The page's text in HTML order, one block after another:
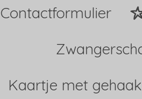
Contactformulier
Kaartje met